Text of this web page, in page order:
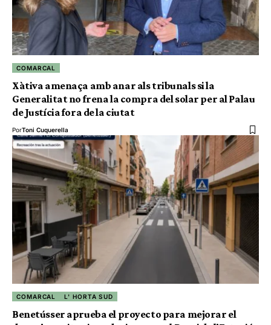
COMARCAL
Xàtiva amenaça amb anar als tribunals si la
Generalitat no frena la compra del solar per al Palau
de Justícia fora de la ciutat
PorToni Cuquerella
COMARCAL L' HORTA SUD
Benetússer aprueba el proyecto para mejorar el